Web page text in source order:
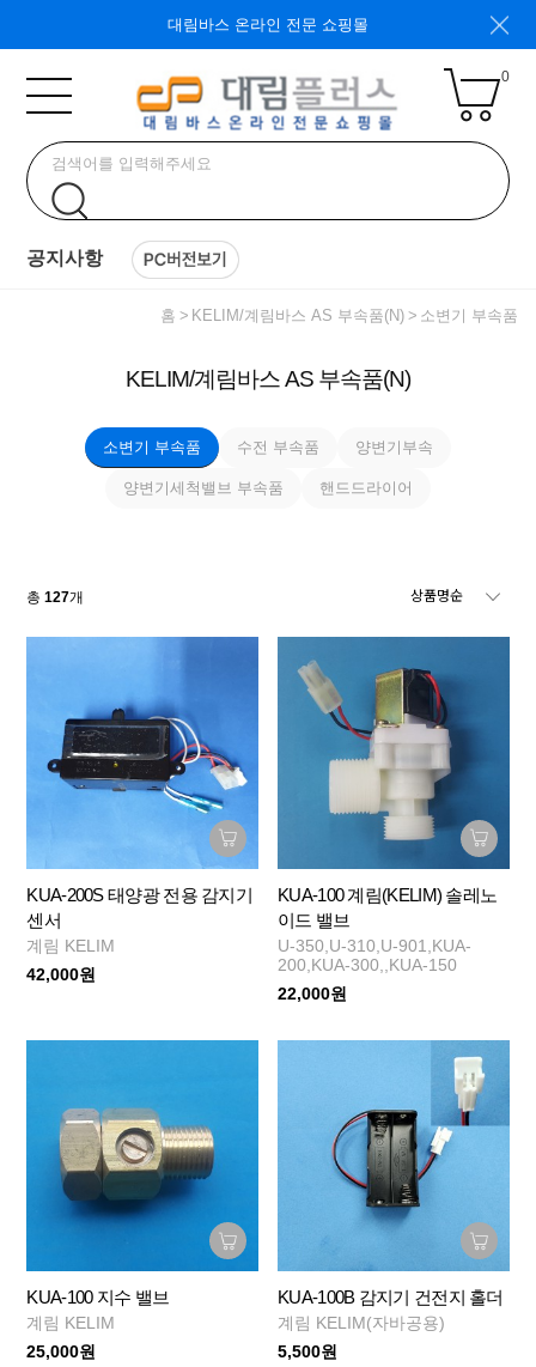
대림바스 온라인 전문 쇼핑몰
0
공지사항
홈 KELIM/계림바스 AS 부속품(N) 소변기 부속품
KELIM/계림바스 AS 부속품(N)
소변기 부속품 수전 부속품 양변기부속
양변기세척밸브 부속품 핸드드라이어
총127개
KUA-200S 태양광 전용 감지기
센서
계림 KELIM
42,000원
KUA-100 계림(KELIM) 솔레노
이드 밸브
U-350,U-310,U-901,KUA-
200,KUA-300,,KUA-150
22,000원
KUA-100 지수 밸브
계림 KELIM
25,000원
KUA-100B 감지기 건전지 홀더
계림 KELIM(자바공용)
5,500원